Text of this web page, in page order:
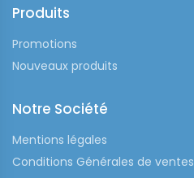
Produits
Promotions
Nouveaux produits
Notre Société
Mentions légales
Conditions Générales de ventes